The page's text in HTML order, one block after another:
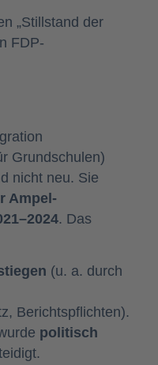
„Stillstand der
FDP-
Grundschulen)
nicht neu. Sie
Ampel-
. Das
(u. a. durch
Berichtspflichten).
politisch